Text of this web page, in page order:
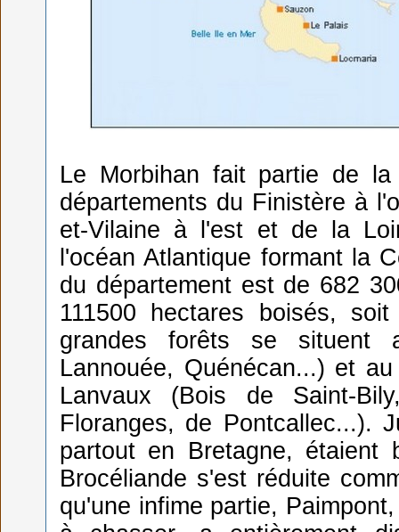
Le Morbihan fait partie de
départements du Finistère à
et-Vilaine à l'est et de la
l'océan Atlantique formant la
du département est de 682
111500 hectares boisés,
grandes forêts se situent
Lannouée, Quénécan...) et
Lanvaux (Bois de Saint-
Floranges, de Pontcallec...).
partout en Bretagne,
Brocéliande s'est réduite
qu'une infime partie,